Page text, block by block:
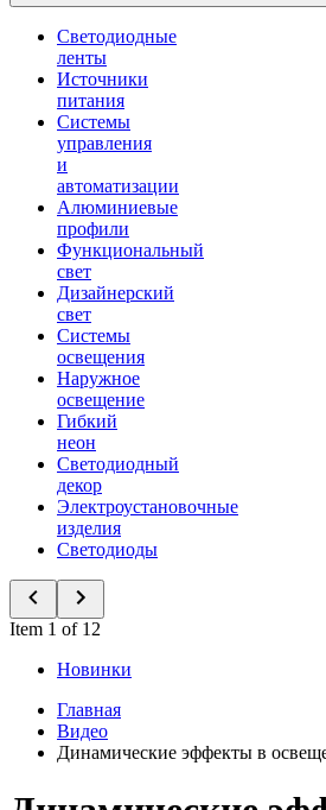
Светодиодные
ленты
Источники
питания
Системы
управления
и
автоматизации
Алюминиевые
профили
Функциональный
свет
Дизайнерский
свет
Системы
освещения
Наружное
освещение
Гибкий
неон
Светодиодный
декор
Электроустановочные
изделия
Светодиоды
Item 1 of 12
Новинки
Главная
Видео
Динамические эффекты в